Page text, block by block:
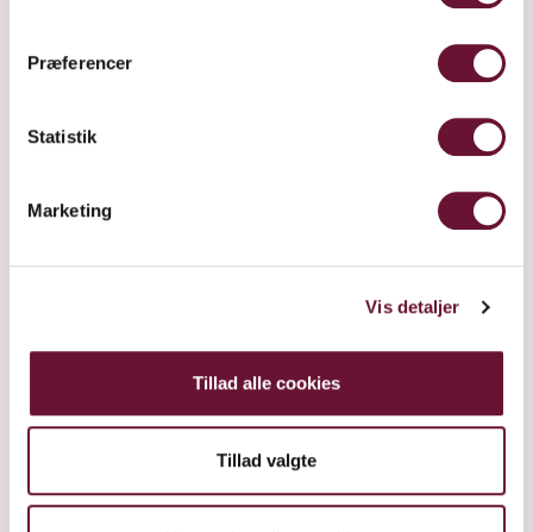
Præferencer
Statistik
Marketing
Vis detaljer
Tillad alle cookies
Tillad valgte